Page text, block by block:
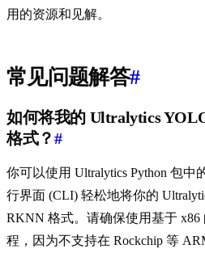
用的资源和见解。
常见问题解答#
如何将我的 Ultralytics
格式？#
你可以使用 Ultralytics Python 包中
行界面 (CLI) 轻松地将你的
RKNN 格式。请确保使用基于 x86
程，因为不支持在 Rockchip 等